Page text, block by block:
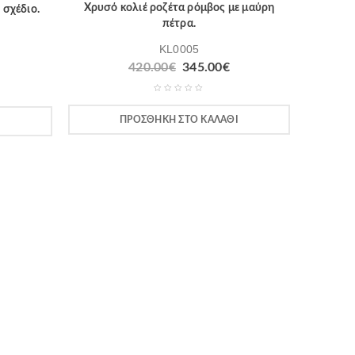
Χρυσό κολιέ ροζέτα ρόμβος με μαύρη
πέτρα.
KL0005
420.00€ 345.00€
ΠΡΟΣΘΉΚΗ ΣΤΟ ΚΑΛΆΘΙ